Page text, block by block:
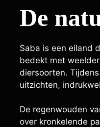
De
Saba is een eiland
bedekt met
diersoorten.
uitzichten,
De regenwouden
over kronkelende